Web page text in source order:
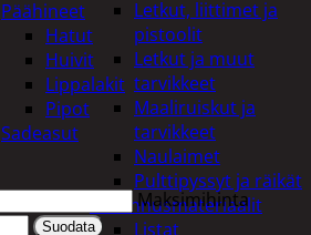
Letkut, liittimet ja
pistoolit
Letkut ja muut
tarvikkeet
Maaliruiskut ja
tarvikkeet
Naulaimet
Pulttipyssyt ja räikät
Rakennusmateriaalit
Listat
Päähineet
Hatut
Huivit
Lippalakit
Pipot
Sadeasut
Maksimihinta
Suodata